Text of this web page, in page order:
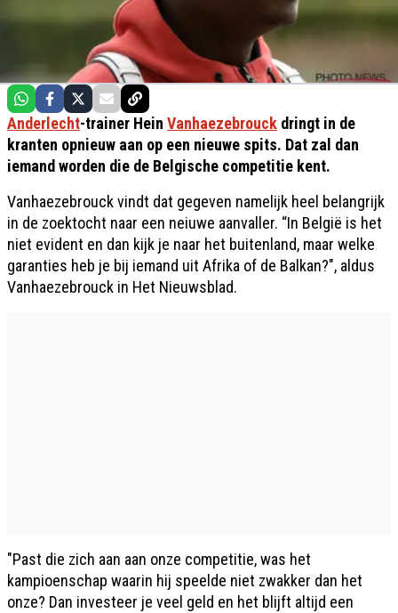
Anderlecht-trainer Hein Vanhaezebrouck dringt in de
kranten opnieuw aan op een nieuwe spits. Dat zal dan
iemand worden die de Belgische competitie kent.
Vanhaezebrouck vindt dat gegeven namelijk heel belangrijk
in de zoektocht naar een neiuwe aanvaller. “In België is het
niet evident en dan kijk je naar het buitenland, maar welke
garanties heb je bij iemand uit Afrika of de Balkan?", aldus
Vanhaezebrouck in Het Nieuwsblad.
"Past die zich aan aan onze competitie, was het
kampioenschap waarin hij speelde niet zwakker dan het
onze? Dan investeer je veel geld en het blijft altijd een